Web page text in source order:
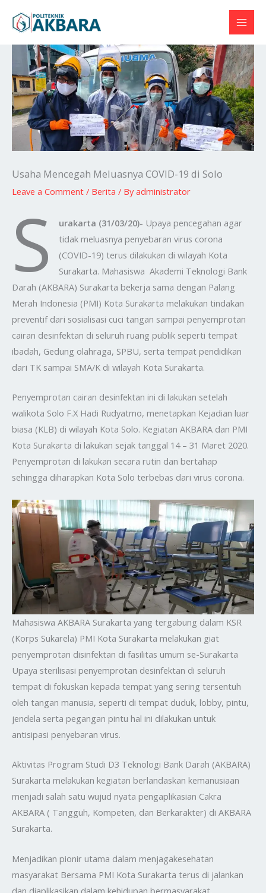
Usaha Mencegah Meluasnya COVID-19 di Solo
Leave a Comment / Berita / Byadministrator
S urakarta (31/03/20)- Upaya pencegahan agar
tidak meluasnya penyebaran virus corona
(COVID-19) terus dilakukan di wilayah Kota
Surakarta. Mahasiswa Akademi Teknologi Bank
Darah (AKBARA) Surakarta bekerja sama dengan Palang
Merah Indonesia (PMI) Kota Surakarta melakukan tindakan
preventif dari sosialisasi cuci tangan sampai penyemprotan
cairan desinfektan di seluruh ruang publik seperti tempat
ibadah, Gedung olahraga, SPBU, serta tempat pendidikan
dari TK sampai SMA/K di wilayah Kota Surakarta.
Penyemprotan cairan desinfektan ini di lakukan setelah
walikota Solo F.X Hadi Rudyatmo, menetapkan Kejadian luar
biasa (KLB) di wilayah Kota Solo. Kegiatan AKBARA dan PMI
Kota Surakarta di lakukan sejak tanggal 14 – 31 Maret 2020.
Penyemprotan di lakukan secara rutin dan bertahap
sehingga diharapkan Kota Solo terbebas dari virus corona.
Mahasiswa AKBARA Surakarta yang tergabung dalam KSR
(Korps Sukarela) PMI Kota Surakarta melakukan giat
penyemprotan disinfektan di fasilitas umum se-Surakarta
Upaya sterilisasi penyemprotan desinfektan di seluruh
tempat di fokuskan kepada tempat yang sering tersentuh
oleh tangan manusia, seperti di tempat duduk, lobby, pintu,
jendela serta pegangan pintu hal ini dilakukan untuk
antisipasi penyebaran virus.
Aktivitas Program Studi D3 Teknologi Bank Darah (AKBARA)
Surakarta melakukan kegiatan berlandaskan kemanusiaan
menjadi salah satu wujud nyata pengaplikasian Cakra
AKBARA ( Tangguh, Kompeten, dan Berkarakter) di AKBARA
Surakarta.
Menjadikan pionir utama dalam menjagakesehatan
masyarakat Bersama PMI Kota Surakarta terus di jalankan
dan diaplikasikan dalam kehidupan bermasyarakat.